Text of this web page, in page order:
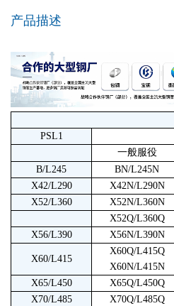
产品描述
PSL1
一般服役
B/L245
BN/L245N
X42/L290
X42N/L290N
X52/L360
X52N/L360N
X52Q/L360Q
X56/L390
X56N/L390N
X60/L415
X60Q/L415Q
X60N/L415N
X65/L450 X65Q/L450Q
X70/L485
X70Q/L485Q